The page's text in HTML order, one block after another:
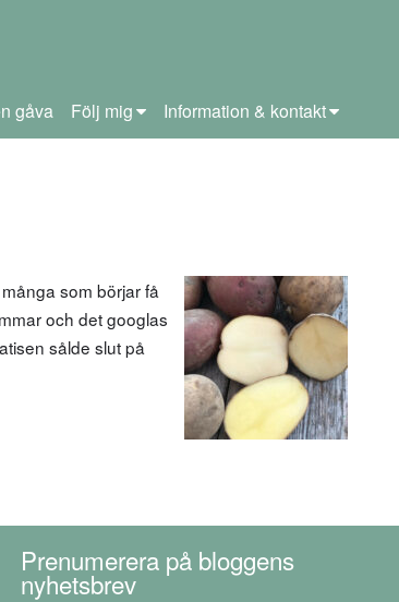
gåva Följ mig Information & kontakt
som börjar få
och det googlas
sålde slut på
Prenumerera på bloggens
nyhetsbrev